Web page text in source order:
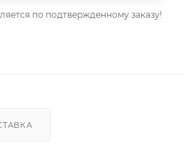
по подтвержденному заказу!